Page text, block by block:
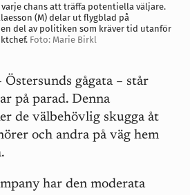
chans att träffa potentiella väljare.
(M) delar ut flygblad på
del av politiken som kräver tid utanför
Foto: Marie Birkl
Östersunds gågata – står
på parad. Denna
de välbehövlig skugga åt
och andra på väg hem
har den moderata